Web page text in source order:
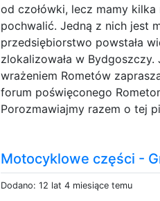
od czołówki, lecz mamy
pochwalić. Jedną z nich jest
przedsiębiorstwo powstała
zlokalizowała w
wrażeniem Rometów
forum poświęconego
Porozmawiajmy razem o tej
Motocyklowe części -
Dodano: 12 lat 4 miesiące temu